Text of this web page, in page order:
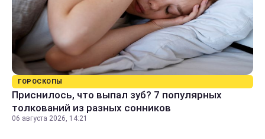
ГОРОСКОПЫ
Приснилось, что выпал зуб? 7 популярных
толкований из разных сонников
06 августа 2026, 14:21